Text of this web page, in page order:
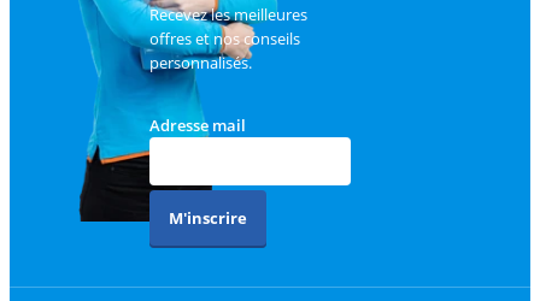
Recevez les meilleures
offres et nos conseils
personnalisés.
Adresse mail
M'inscrire